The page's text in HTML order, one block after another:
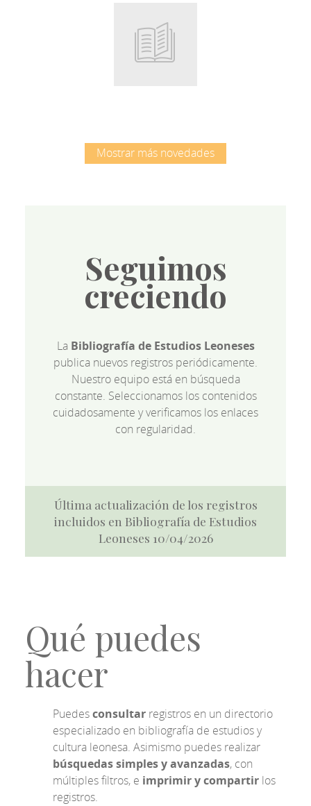
Root
Mostrar más novedades
Seguimos
creciendo
La Bibliografía de Estudios Leoneses
publica nuevos registros periódicamente.
Nuestro equipo está en búsqueda
constante. Seleccionamos los contenidos
cuidadosamente y verificamos los enlaces
con regularidad.
Última actualización de los registros
incluidos en Bibliografía de Estudios
Leoneses 10/04/2026
Qué puedes
hacer
Puedesconsultar registros en un directorio
especializado en bibliografía de estudios y
cultura leonesa. Asimismo puedes realizar
búsquedas simples y avanzadas, con
múltiples filtros, e imprimir y compartir los
registros.